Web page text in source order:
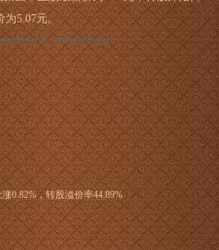
为5.07元。
能算法生成，不构成投资建议。
0.82%，转股溢价率44.89%